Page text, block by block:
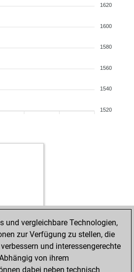
1620
1600
1580
1560
1540
1520
und vergleichbare Technologien,
zur Verfügung zu stellen, die
und interessengerechte
von ihrem
dabei neben technisch